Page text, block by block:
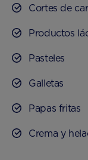
Cortes de
Productos
Pasteles
Galletas
Papas fritas
Crema y